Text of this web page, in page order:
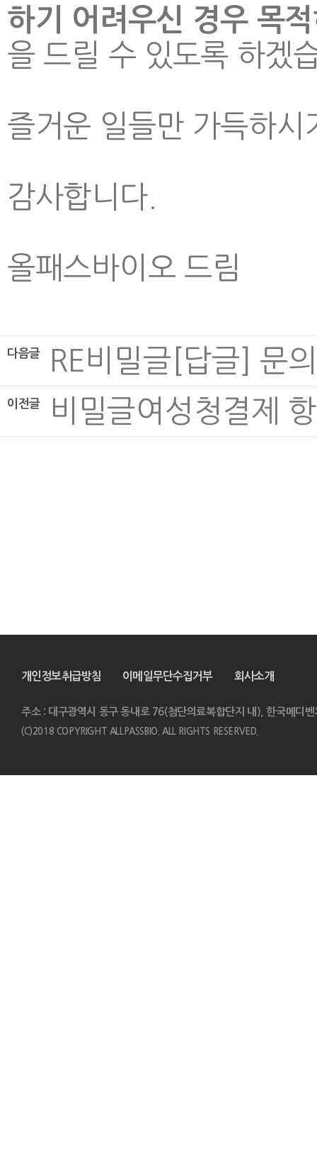
하기 어려우신 경우 목
을 드릴 수 있도록 하겠
즐거운 일들만 가득하
감사합니다.
올패스바이오 드림
다음글 RE비밀글 [답글] 문
이전글 비밀글여성청결제
개인정보취급방침 이메일무단수집거부 회사소개
주소 : 대구광역시 동구 동내로 76(첨단의료복합단지 내), 한국메디
(C)2018 COPYRIGHT ALLPASSBIO. ALL RIGHTS RESERVED.